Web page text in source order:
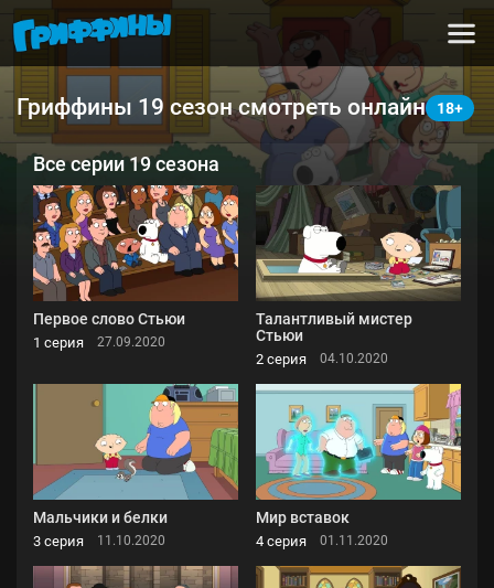
Гриффины 19 сезон смотреть онлайн
Все серии 19 сезона
Первое слово Стьюи
1 серия 27.09.2020
Талантливый мистер
Стьюи
2 серия 04.10.2020
Мальчики и белки
3 серия 11.10.2020
Мир вставок
4 серия 01.11.2020